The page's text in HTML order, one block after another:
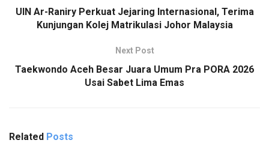
UIN Ar-Raniry Perkuat Jejaring Internasional, Terima
Kunjungan Kolej Matrikulasi Johor Malaysia
Next Post
Taekwondo Aceh Besar Juara Umum Pra PORA 2026
Usai Sabet Lima Emas
Related Posts